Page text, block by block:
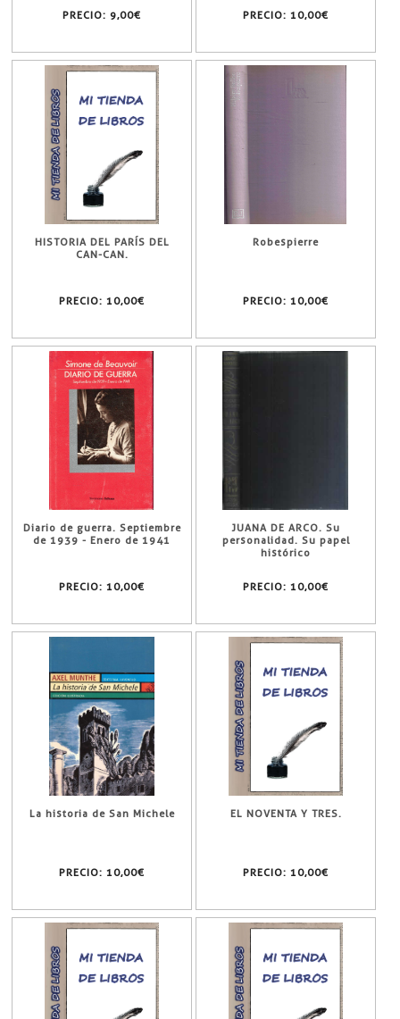
PRECIO: 9,00€ PRECIO: 10,00€
HISTORIA DEL PARÍS DEL
CAN-CAN.
PRECIO: 10,00€
Robespierre
PRECIO: 10,00€
Diario de guerra. Septiembre
de 1939 - Enero de 1941
PRECIO: 10,00€
JUANA DE ARCO. Su
personalidad. Su papel
histórico
PRECIO: 10,00€
La historia de San Michele
PRECIO: 10,00€
EL NOVENTA Y TRES.
PRECIO: 10,00€